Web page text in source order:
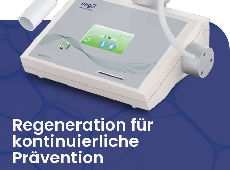
Regeneration für
kontinuierliche
Prävention